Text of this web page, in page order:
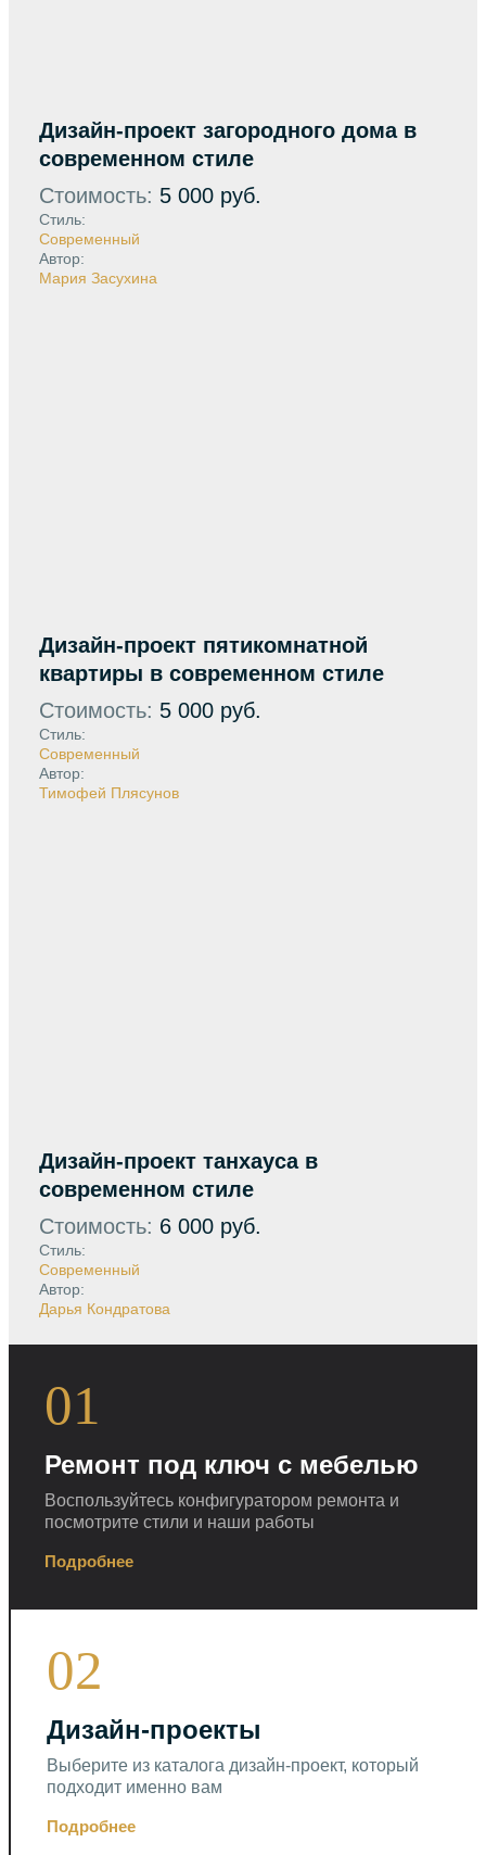
Дизайн-проект загородного дома в
современном стиле
Стоимость: 5 000 руб.
Стиль:
Современный
Автор:
Мария Засухина
Дизайн-проект пятикомнатной
квартиры в современном стиле
Стоимость: 5 000 руб.
Стиль:
Современный
Автор:
Тимофей Плясунов
Дизайн-проект танхауса в
современном стиле
Стоимость: 6 000 руб.
Стиль:
Современный
Автор:
Дарья Кондратова
01
Ремонт под ключ c мебелью
Воспользуйтесь конфигуратором ремонта и
посмотрите стили и наши работы
Подробнее
02
Дизайн-проекты
Выберите из каталога дизайн-проект, который
подходит именно вам
Подробнее